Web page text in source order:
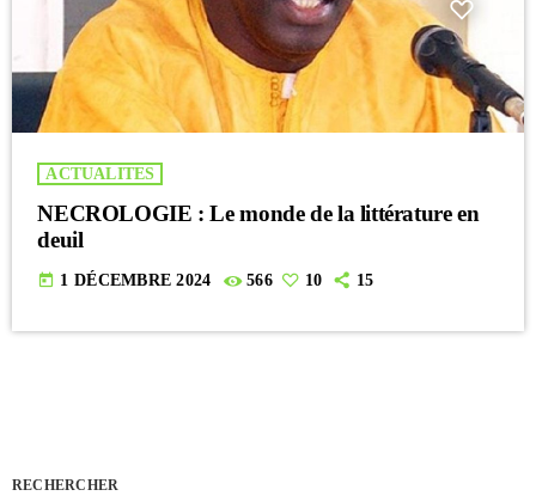
ACTUALITES
NECROLOGIE : Le monde de la littérature en
deuil
today 1 DÉCEMBRE 2024 566 10 15
RECHERCHER